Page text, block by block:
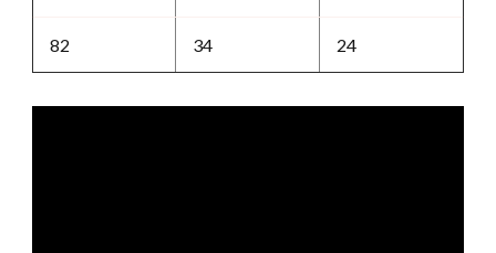
82 34 24